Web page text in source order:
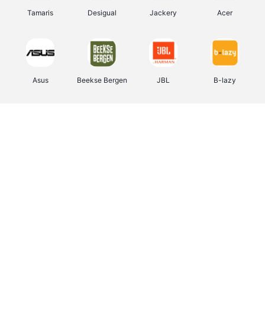
Tamaris Desigual Jackery Acer
Asus Beekse Bergen JBL B-lazy